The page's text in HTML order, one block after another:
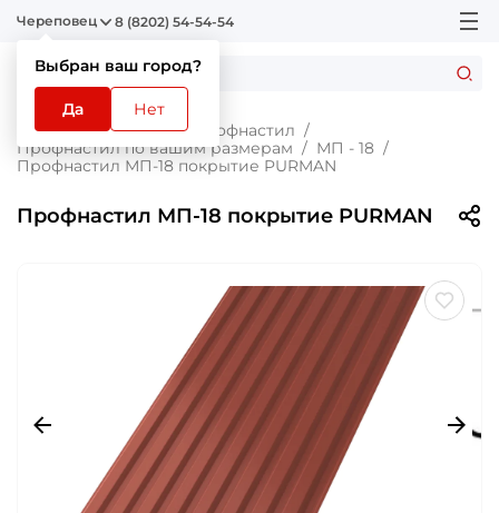
Череповец
Выбран ваш город?
Да Нет
8 (8202) 54-54-54
Главная Каталог
Профнастил
Профнастил по вашим размерам
МП - 18
Профнастил МП-18 покрытие PURMAN
Профнастил МП-18 покрытие PURMAN